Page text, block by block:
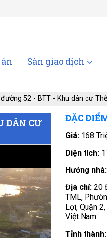
án Sàn giao dịch
52 - BTT - Khu dân cư
DÂN CƯ
ĐẶC
Giá: 168
Diện tích:
Hướng
Địa chỉ:20
TML,
Lợi, Quận
Việt Nam
Tỉnh